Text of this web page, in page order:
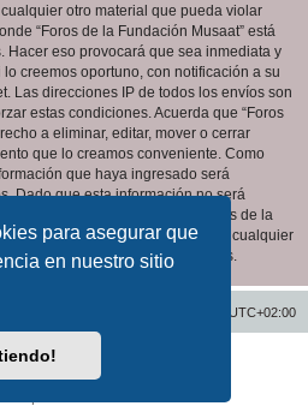
para asegurar que
en nuestro sitio
otro material que pueda violar
“Foros de la Fundación Musaat” está
Hacer eso provocará que sea inmediata y
creemos oportuno, con notificación a su
Las direcciones IP de todos los envíos son
estas condiciones. Acuerda que “Foros
a eliminar, editar, mover o cerrar
que lo creamos conveniente. Como
que haya ingresado será
Dado que esta información no será
sin su consentimiento, ni “Foros de la
considerarse responsables por cualquier
que los datos sean comprometidos.
UTC+02:00
® Forum Software © phpBB Limited
phpBB España